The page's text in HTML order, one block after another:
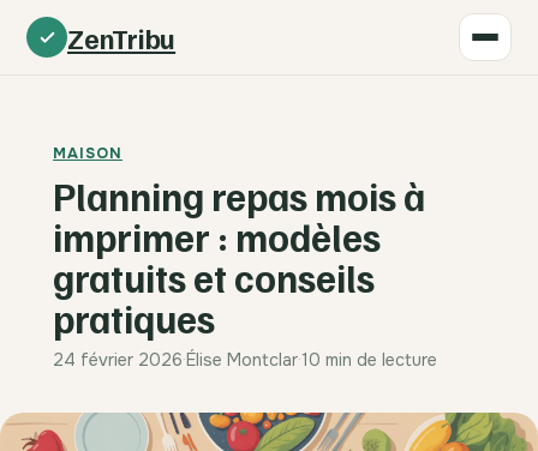
ZenTribu
MAISON
Planning repas mois à
imprimer : modèles
gratuits et conseils
pratiques
24 février 2026·Élise Montclar·10 min de lecture